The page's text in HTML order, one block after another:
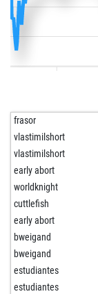
frasor
vlastimilshort
vlastimilshort
early abort
worldknight
cuttlefish
early abort
bweigand
bweigand
estudiantes
estudiantes